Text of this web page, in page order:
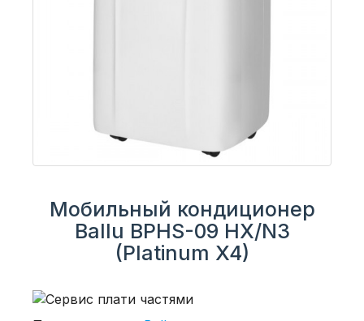
Мобильный кондиционер
Ballu BPHS-09 HX/N3
(Platinum X4)